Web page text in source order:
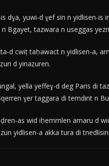
dɣa, yuwi-d ɣef sin n yidlisen-is
Bgayet, tazwara n useggas
d cwiṭ taḥawact n yidlisen-a,
d yinaẓuren.
yella yeffeɣ-d deg Paris di
ɣer taggara di temdint n
as wid iḥemmlen amaru d
yidlisen-a akka tura di